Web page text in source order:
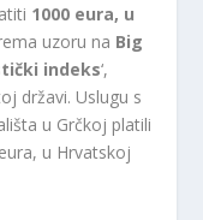
1000 eura, u
uzoru na Big
indeks‘,
državi. Uslugu s
u Grčkoj platili
u Hrvatskoj